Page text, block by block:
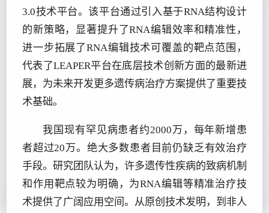
3.0技术平台。该平台通过引入基于RNA结构设计
的新策略，显著提升了RNA编辑效率和精准性，
进一步拓展了RNA编辑技术可覆盖的靶点范围，
代表了LEAPER平台在底层技术创新方面的最新进
展，为未来开发更多遗传病治疗方案提供了重要技
术基础。
我国现有罕见病患者约2000万，每年新增患
者超过20万。绝大多数患者目前仍缺乏有效治疗
手段。研究团队认为，许多遗传性疾病的致病机制
和作用靶点较为明确，为RNA编辑等精准治疗技
术提供了广阔应用空间。从原创技术发明，到非人